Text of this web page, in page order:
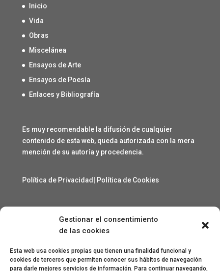
Gestionar el consentimiento
de las cookies
Esta web usa cookies propias que tienen una finalidad funcional y
cookies de terceros que permiten conocer sus hábitos de navegación
para darle mejores servicios de información. Para continuar navegando,
Inicio
Vida
Obras
Miscelánea
Ensayos de Arte
Ensayos de Poesía
Enlaces y Bibliografía
Es muy recomendable la difusión de cualquier
contenido de esta web, queda autorizada con la mera
mención de su autoría y procedencia.
Política de Privacidad Política de Cookies
Contacto
angelcarmelo1956@gmail.com